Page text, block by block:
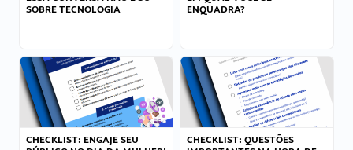
SOBRE TECNOLOGIA
ENQUADRA?
CHECKLIST: ENGAJE SEU
CHECKLIST: QUESTÕES